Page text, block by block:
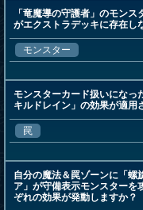
「竜魔導の守護者」のモン
がエクストラデッキに存在し
モンスター
モンスターカード扱いになっ
キルドレイン」の効果が適用
罠
自分の魔法＆罠ゾーンに「螺
ア」が守備表示モンスターを
ぞれの効果が発動しますか？